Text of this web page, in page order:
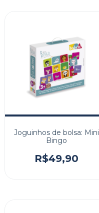
Joguinhos de bolsa: Mini
Bingo
R$49,90